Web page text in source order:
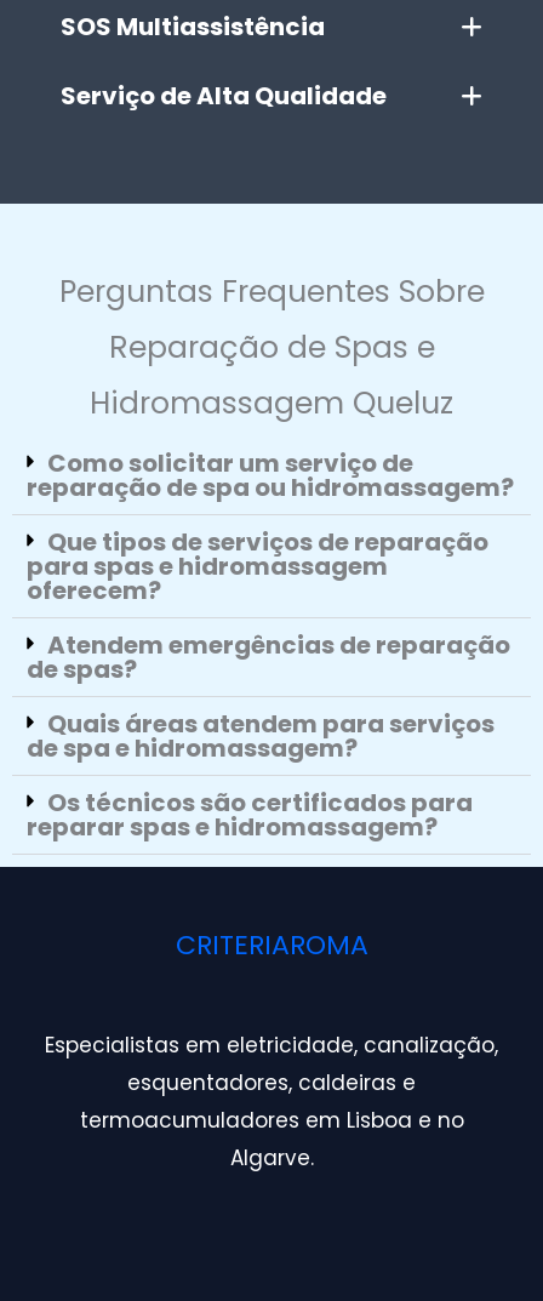
SOS Multiassistência
Serviço de Alta Qualidade
Perguntas Frequentes Sobre
Reparação de Spas e
Hidromassagem Queluz
Como solicitar um serviço de
reparação de spa ou hidromassagem?
Que tipos de serviços de reparação
para spas e hidromassagem
oferecem?
Atendem emergências de reparação
de spas?
Quais áreas atendem para serviços
de spa e hidromassagem?
Os técnicos são certificados para
reparar spas e hidromassagem?
CRITERIAROMA
Especialistas em eletricidade, canalização,
esquentadores, caldeiras e
termoacumuladores em Lisboa e no
Algarve.